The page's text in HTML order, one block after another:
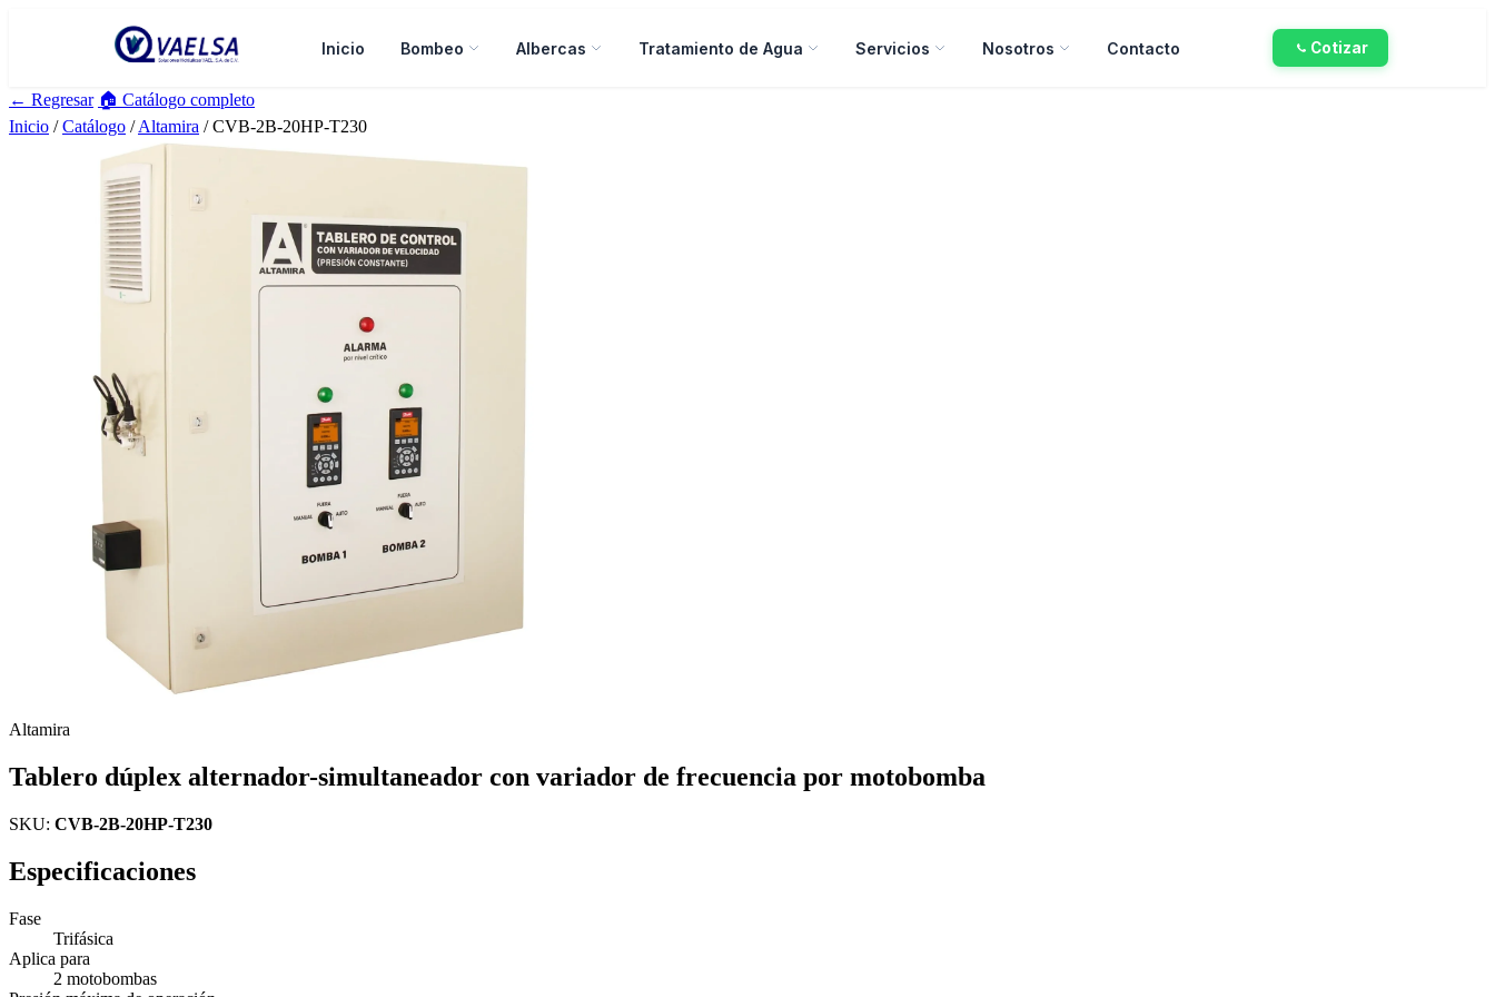
Inicio Bombeo Albercas Tratamiento de Agua Servicios Nosotros Contacto Cotizar
← Regresar 🏠 Catálogo completo
Inicio /Catálogo /Altamira / CVB-2B-20HP-T230
Altamira
Tablero dúplex alternador-simultaneador con variador de frecuencia por motobomba
SKU: CVB-2B-20HP-T230
Especificaciones
Fase
Trifásica
Aplica para
2 motobombas